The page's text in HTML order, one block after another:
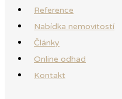
Reference
Nabídka nemovitostí
Články
Online odhad
Kontakt